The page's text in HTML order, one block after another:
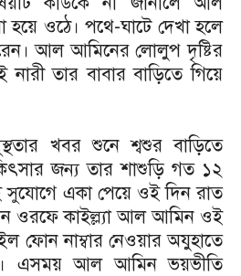
ওঠে। পথে-ঘাটে দেখা হলে
আল আমিনের লোলুপ দৃষ্টির
তার বাবার বাড়িতে গিয়ে
খবর শুনে শ্বশুর বাড়িতে
জন্য তার শাশুড়ি গত ১২
সুযোগে একা পেয়ে ওই দিন রাত
ওরফে কাইল্ল্যা আল আমিন ওই
ফোন নাম্বার নেওয়ার অযুহাতে
এসময় আল আমিন ভয়ভীতি